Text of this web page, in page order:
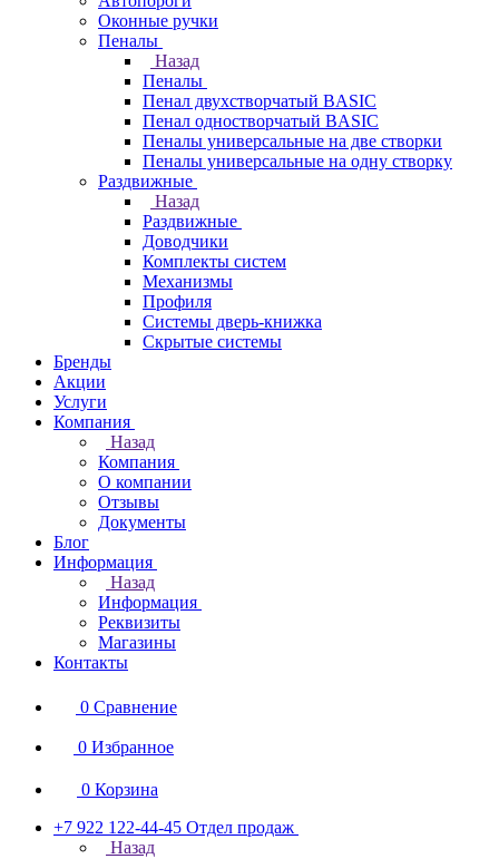
Оконные ручки
Пеналы
Назад
Пеналы
Пенал двухстворчатый BASIC
Пенал одностворчатый BASIC
Пеналы универсальные на две створки
Пеналы универсальные на одну створку
Раздвижные
Назад
Раздвижные
Доводчики
Комплекты систем
Механизмы
Профиля
Системы дверь-книжка
Скрытые системы
Бренды
Акции
Услуги
Компания
Назад
Компания
О компании
Отзывы
Документы
Блог
Информация
Назад
Информация
Реквизиты
Магазины
Контакты
0 Сравнение
0 Избранное
0 Корзина
+7 922 122-44-45 Отдел продаж
Назад